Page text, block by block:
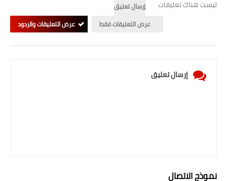
ليست هناك تعليقات
إرسال تعليق
عرض التعليقات فقط
عرض التعليقات والردود
إرسال تعليق
نموذج الاتصال